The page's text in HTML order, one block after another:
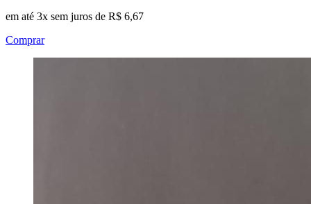
em até 3x sem juros de R$ 6,67
Comprar